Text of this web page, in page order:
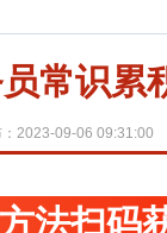
常识累
：2023-09-06 09:31:00
法扫码